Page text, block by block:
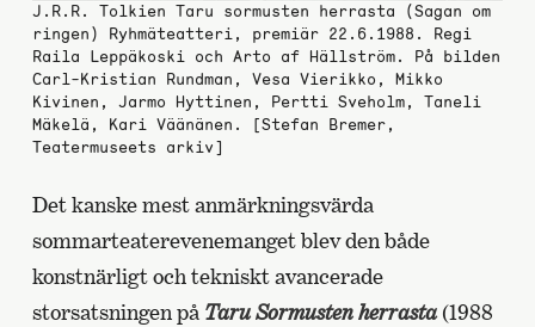
J.R.R. Tolkien Taru sormusten herrasta (Sagan om
ringen) Ryhmäteatteri, premiär 22.6.1988. Regi
Raila Leppäkoski och Arto af Hällström. På bilden
Carl-Kristian Rundman, Vesa Vierikko, Mikko
Kivinen, Jarmo Hyttinen, Pertti Sveholm, Taneli
Mäkelä, Kari Väänänen. [Stefan Bremer,
Teatermuseets arkiv]
Det kanske mest anmärkningsvärda
sommarteaterevenemanget blev den både
konstnärligt och tekniskt avancerade
storsatsningen på Taru Sormusten herrasta(1988